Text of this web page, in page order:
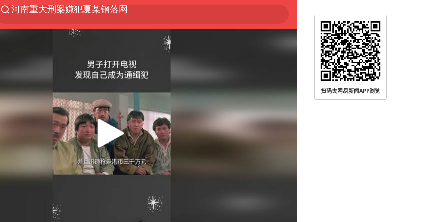
光影经济撬动暑期消费新蓝海
浙江上海等地有大雨或暴雨
黄金牛市回来了吗
央视新主播李秋莹孙亚鹏亮相
情侣平潭拍日出坠崖1死1伤
倪萍赵雅芝同框亮相红毯
台当局重金为“台独”织“皇帝新衣”
白海豚将正面袭击贯穿浙江
微信又有新功能，你可以“撤回”你的撤回了！
扫码去网易新闻APP浏览